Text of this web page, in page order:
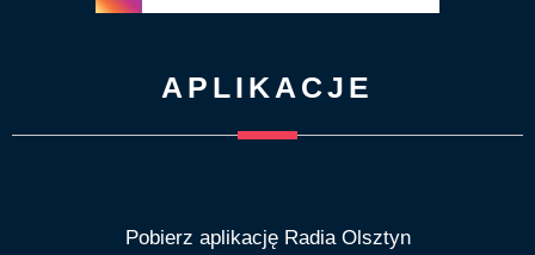
APLIKACJE
Pobierz aplikację Radia Olsztyn